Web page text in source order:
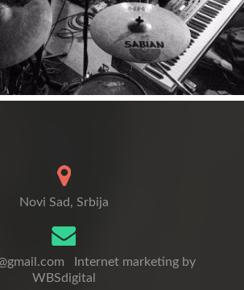
Novi Sad, Srbija
Internet marketing by
WBSdigital